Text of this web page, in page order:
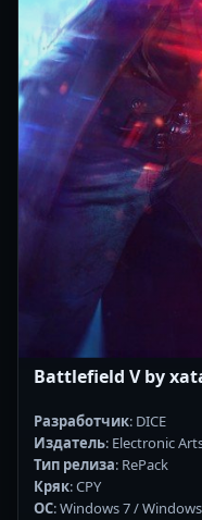
Battlefield V by
Разработчик: DICE
Издатель: Electronic
Тип релиза: RePack
Кряк: CPY
ОС: Windows 7 /